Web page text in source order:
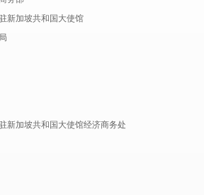
新加坡共和国大使馆
新加坡共和国大使馆经济商务处